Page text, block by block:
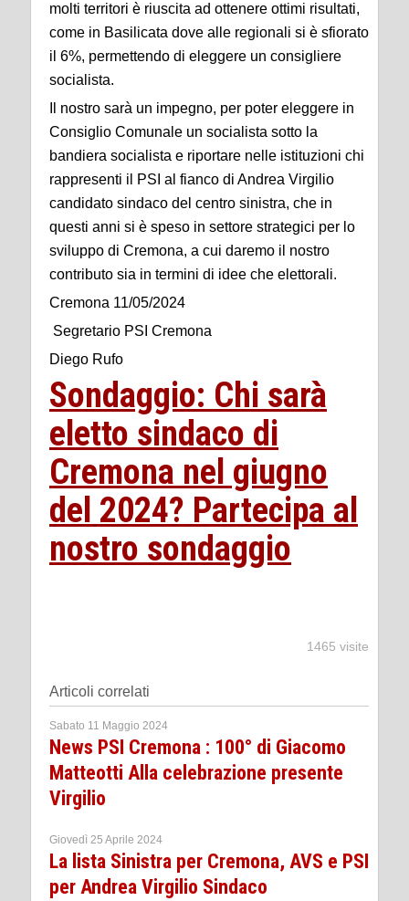
molti territori è riuscita ad ottenere ottimi risultati,
come in Basilicata dove alle regionali si è sfiorato
il 6%, permettendo di eleggere un consigliere
socialista.
Il nostro sarà un impegno, per poter eleggere in
Consiglio Comunale un socialista sotto la
bandiera socialista e riportare nelle istituzioni chi
rappresenti il PSI al fianco di Andrea Virgilio
candidato sindaco del centro sinistra, che in
questi anni si è speso in settore strategici per lo
sviluppo di Cremona, a cui daremo il nostro
contributo sia in termini di idee che elettorali.
Cremona 11/05/2024
Segretario PSI Cremona
Diego Rufo
Sondaggio: Chi sarà
eletto sindaco di
Cremona nel giugno
del 2024? Partecipa al
nostro sondaggio
1465 visite
Articoli correlati
Sabato 11 Maggio 2024
News PSI Cremona : 100° di Giacomo
Matteotti Alla celebrazione presente
Virgilio
Giovedì 25 Aprile 2024
La lista Sinistra per Cremona, AVS e PSI
per Andrea Virgilio Sindaco